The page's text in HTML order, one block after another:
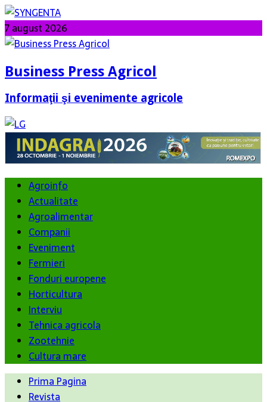
7 august 2026
Business Press Agricol
Informaţii şi evenimente agricole
Agroinfo
Actualitate
Agroalimentar
Companii
Eveniment
Fermieri
Fonduri europene
Horticultura
Interviu
Tehnica agricola
Zootehnie
Cultura mare
Prima Pagina
Revista